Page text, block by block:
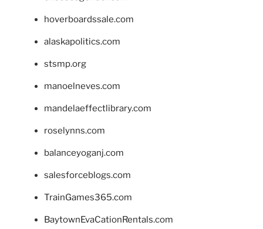
hoverboardssale.com
alaskapolitics.com
stsmp.org
manoelneves.com
mandelaeffectlibrary.com
roselynns.com
balanceyoganj.com
salesforceblogs.com
TrainGames365.com
BaytownEvaCationRentals.com